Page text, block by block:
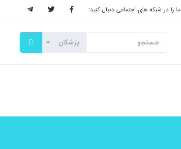
ما را در شبکه های اجتماعی دنبال کنید: